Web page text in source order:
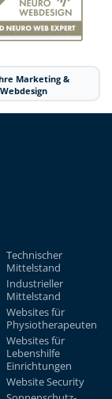
Marketing &
Webdesign
Technischer
Mittelstand
Industrieller
Mittelstand
Websites für
Physiotherapeuten
Websites für
Lebenshilfe
Einrichtungen
Website Security